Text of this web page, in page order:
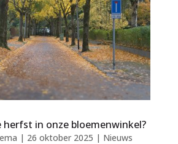
herfst in onze bloemenwinkel?
| 26 oktober 2025 | Nieuws